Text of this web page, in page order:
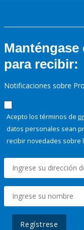
para recibir:
Notificaciones sobre
Acepto los términos de
datos personales sean
recibir novedades sobre
Regístrese